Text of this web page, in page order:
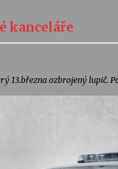
kanceláře
13.března ozbrojený lupič.